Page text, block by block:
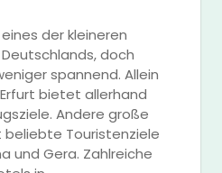
der kleineren
doch
spannend. Allein
bietet allerhand
Andere große
Touristenziele
und Gera. Zahlreiche